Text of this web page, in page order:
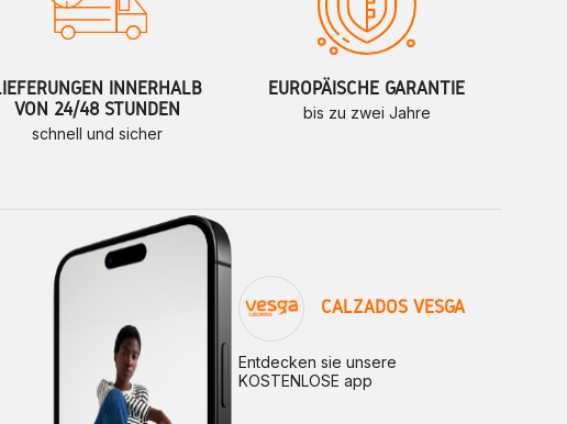
INNERHALB
VON 24/48 STUNDEN
schnell und sicher
EUROPÄISCHE GARANTIE
bis zu zwei Jahre
CALZADOS VESGA
Entdecken sie unsere
KOSTENLOSE app